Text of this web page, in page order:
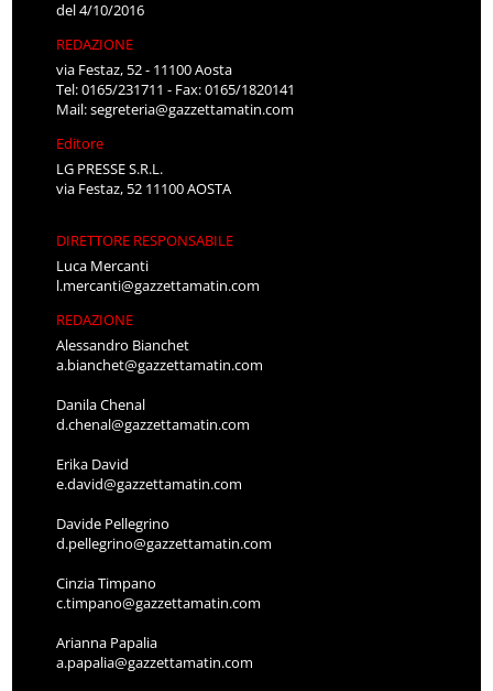
del 4/10/2016
REDAZIONE
via Festaz, 52 - 11100 Aosta
Tel: 0165/231711 - Fax: 0165/1820141
Mail:segreteria@gazzettamatin.com
Editore
LG PRESSE S.R.L.
via Festaz, 52 11100 AOSTA
DIRETTORE RESPONSABILE
Luca Mercanti
l.mercanti@gazzettamatin.com
REDAZIONE
Alessandro Bianchet
a.bianchet@gazzettamatin.com
Danila Chenal
d.chenal@gazzettamatin.com
Erika David
e.david@gazzettamatin.com
Davide Pellegrino
d.pellegrino@gazzettamatin.com
Cinzia Timpano
c.timpano@gazzettamatin.com
Arianna Papalia
a.papalia@gazzettamatin.com